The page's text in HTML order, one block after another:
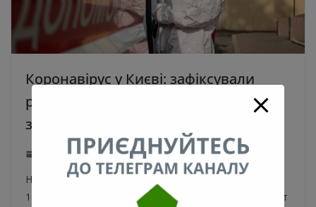
Коронавірус у Києві: зафіксували
рекордну кількість госпіталізованих
за добу
23.11.2020 0
На коронавірус у Києві за минулу добу захворіли ще
1212 киян, 20 людей померли. Про це повідомляє сайт